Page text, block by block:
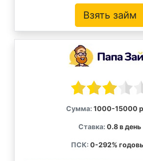
Взять займ
Сумма: 1000-15000
Ставка: 0.8 в день
ПСК: 0-292%